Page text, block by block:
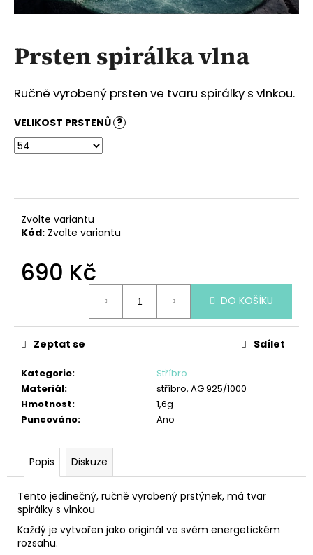
Prsten spirálka vlna
Ručně vyrobený prsten ve tvaru spirálky s vlnkou.
VELIKOST PRSTENŮ ?
Zvolte variantu
Kód: Zvolte variantu
690 Kč
DO KOŠÍKU
Kategorie:
Stříbro
Materiál:
stříbro, AG 925/1000
Hmotnost:
1,6g
Puncováno: Ano
Zeptat se Sdílet
Popis Diskuze
Tento jedinečný, ručně vyrobený prstýnek, má tvar
spirálky s vlnkou
Každý je vytvořen jako originál ve svém energetickém
rozsahu.
a
í
t
?
D
o
p
u
m
PANCR
350
Kč